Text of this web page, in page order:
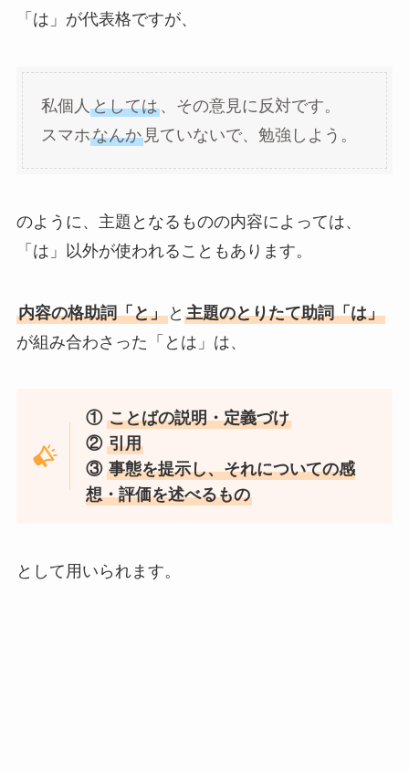
「は」が代表格ですが、
私個人 としては、その意見に反対です。
スマホなんか見ていないで、勉強しよう。
のように、主題となるものの内容によっては、
「は」以外が使われることもあります。
内容の格助詞「と」と 主題のとりたて助詞「は」
が組み合わさった「とは」は、
①ことばの説明・定義づけ
②引用
③事態を提示し、それについての感
想・評価を述べるもの
として用いられます。